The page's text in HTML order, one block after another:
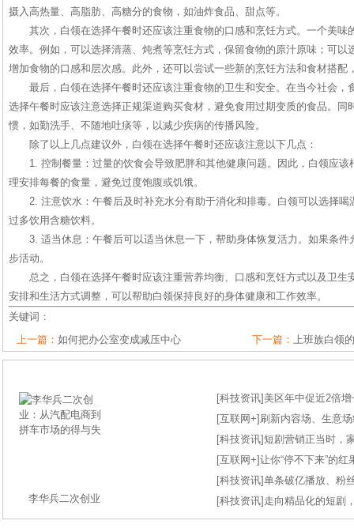
摄入高热量、高脂肪、高糖分的食物，如油炸食品、甜点等。
其次，白领在选择午餐时还应该注重食物的口感和烹饪方式。一个美味
效率。例如，可以选择清蒸、炖煮等烹饪方式，保留食物的原汁原味；可以
增加食物的口感和层次感。此外，还可以尝试一些新的烹饪方法和食材搭配
最后，白领在选择午餐时还应该注重食物的卫生和安全。在当今社会，
选择午餐时应该注意选择正规渠道购买食材，避免食用过期变质的食品。同
惯，如勤洗手、不随地吐痰等，以减少疾病的传播风险。
除了以上几点建议外，白领在选择午餐时还应该注意以下几点：
1. 控制餐量：过量的饮食会导致肥胖和其他健康问题。因此，白领应
理安排每餐的食量，避免过度饱腹或饥饿。
2. 注意饮水：午餐后及时补充水分有助于消化和排毒。白领可以选择
过多饮用含糖饮料。
3. 适当休息：午餐后可以适当休息一下，帮助身体恢复活力。如果条
步活动。
总之，白领在选择午餐时应该注重营养均衡、口感和烹饪方式以及卫生
安排和生活方式调整，可以帮助白领保持良好的身体健康和工作效率。
关键词：
上一篇： 如何把办公室变成减压中心 下一篇： 上班族白领
李华兵二次创业
[科技资讯] 美区年中促近2倍
[互联网+] 刷新内容场、生意
[科技资讯]短剧营销正当时，
[互联网+]让你“停不下来”的
[科技资讯]单条破亿播放、粉
[科技资讯] 走向精品化的短剧